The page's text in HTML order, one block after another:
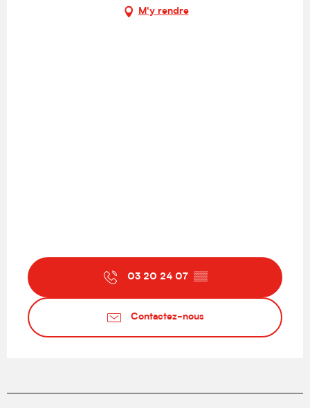
M'y rendre
03 20 24 07 ▒▒
Contactez-nous